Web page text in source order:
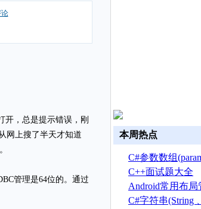
开，总是提示错误，刚
网上搜了半天才知道
管理是64位的。通过
本周热点
C#参数数组
C++面试题大全
Android常用布
C#字符串(String